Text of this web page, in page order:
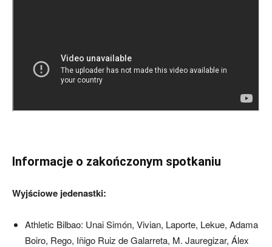
Informacje o zakończonym spotkaniu
Wyjściowe jedenastki:
Athletic Bilbao: Unai Simón, Vivian, Laporte, Lekue, Adama
Boiro, Rego, Iñigo Ruiz de Galarreta, M. Jauregizar, Álex